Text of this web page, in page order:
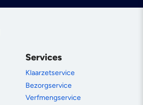
Services
Klaarzetservice
Bezorgservice
Verfmengservice